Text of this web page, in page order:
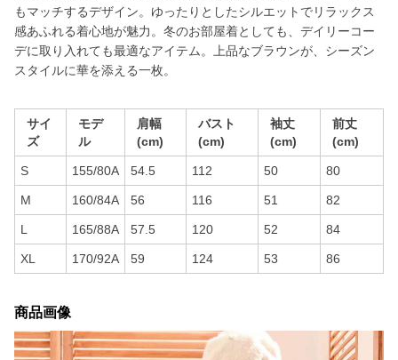
もマッチするデザイン。ゆったりとしたシルエットでリラックス
感あふれる着心地が魅力。冬のお部屋着としても、デイリーコー
デに取り入れても最適なアイテム。上品なブラウンが、シーズン
スタイルに華を添える一枚。
サイ
ズ
モデ
ル
肩幅
(cm)
バスト
(cm)
袖丈
(cm)
前丈
(cm)
S 155/80A 54.5 112 50 80
M 160/84A 56 116 51 82
L 165/88A 57.5 120 52 84
XL 170/92A 59 124 53 86
商品画像